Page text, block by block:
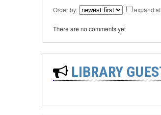
Order by: expand all
There are no comments yet
LIBRARY